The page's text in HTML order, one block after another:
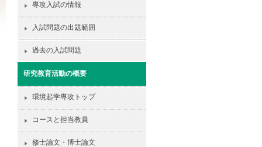
専攻入試の情報
入試問題の出題範囲
過去の入試問題
研究教育活動の概要
環境起学専攻トップ
コースと担当教員
修士論文・博士論文